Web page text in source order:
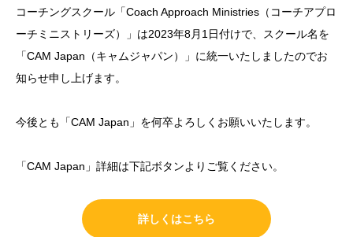
コーチングスクール「Coach Approach Ministries（コーチアプロ
ーチミニストリーズ）」は2023年8月1日付けで、スクール名を
「CAM Japan（キャムジャパン）」に統一いたしましたのでお
知らせ申し上げます。
今後とも「CAM Japan」を何卒よろしくお願いいたします。
「CAM Japan」詳細は下記ボタンよりご覧ください。
詳しくはこちら